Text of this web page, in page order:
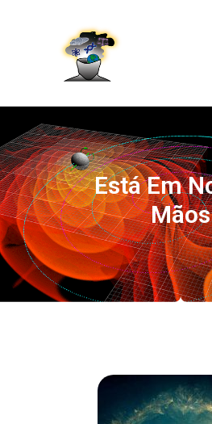
Está Em
Mãos